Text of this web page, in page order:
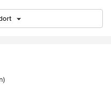
von 5 Sternen